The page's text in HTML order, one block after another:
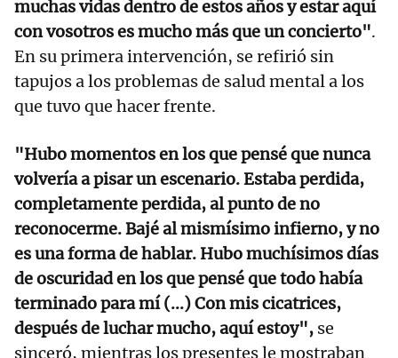
muchas vidas dentro de estos años y estar aquí
con vosotros es mucho más que un concierto".
En su primera intervención, se refirió sin
tapujos a los problemas de salud mental a los
que tuvo que hacer frente.
"Hubo momentos en los que pensé que nunca
volvería a pisar un escenario. Estaba perdida,
completamente perdida, al punto de no
reconocerme. Bajé al mismísimo infierno, y no
es una forma de hablar. Hubo muchísimos días
de oscuridad en los que pensé que todo había
terminado para mí (...) Con mis cicatrices,
después de luchar mucho, aquí estoy", se
sinceró, mientras los presentes le mostraban